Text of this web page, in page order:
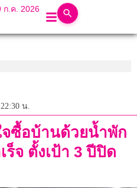
ก.ค. 2026
น.
จซื้อบ้านด้วยน้ำพัก
ร็จ ตั้งเป้า 3 ปีปิด